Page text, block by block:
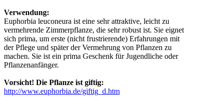
Verwendung:
Euphorbia leuconeura ist eine sehr attraktive, leicht zu
vermehrende Zimmerpflanze, die sehr robust ist. Sie eignet
sich prima, um erste (nicht frustrierende) Erfahrungen mit
der Pflege und später der Vermehrung von Pflanzen zu
machen. Sie ist ein prima Geschenk für Jugendliche oder
Pflanzenanfänger.
Vorsicht! Die Pflanze ist giftig:
http://www.euphorbia.de/giftig_d.htm